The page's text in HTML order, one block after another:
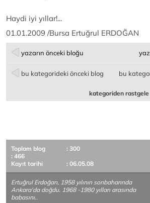
Haydi iyi yıllar!...
01.01.2009 /Bursa Ertuğrul ERDOĞAN
yazarın önceki bloğu
bu kategorideki önceki blog bu
kategoriden
Toplam blog
: 300
: 466
Kayıt tarihi
: 06.05.08
Ertuğrul Erdoğan, 1958 yılının sonbaharında
Ankara'da doğdu. 1968 -1980 yılları arasında
babasını..